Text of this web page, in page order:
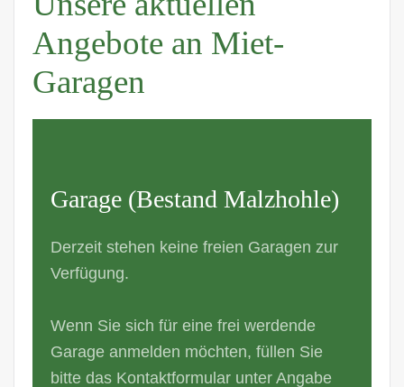
Angebote an Miet-
Garagen
Garage (Bestand Malzhohle)
Derzeit stehen keine freien Garagen zur
Verfügung.
Wenn Sie sich für eine frei werdende
Garage anmelden möchten, füllen Sie
bitte das Kontaktformular unter Angabe